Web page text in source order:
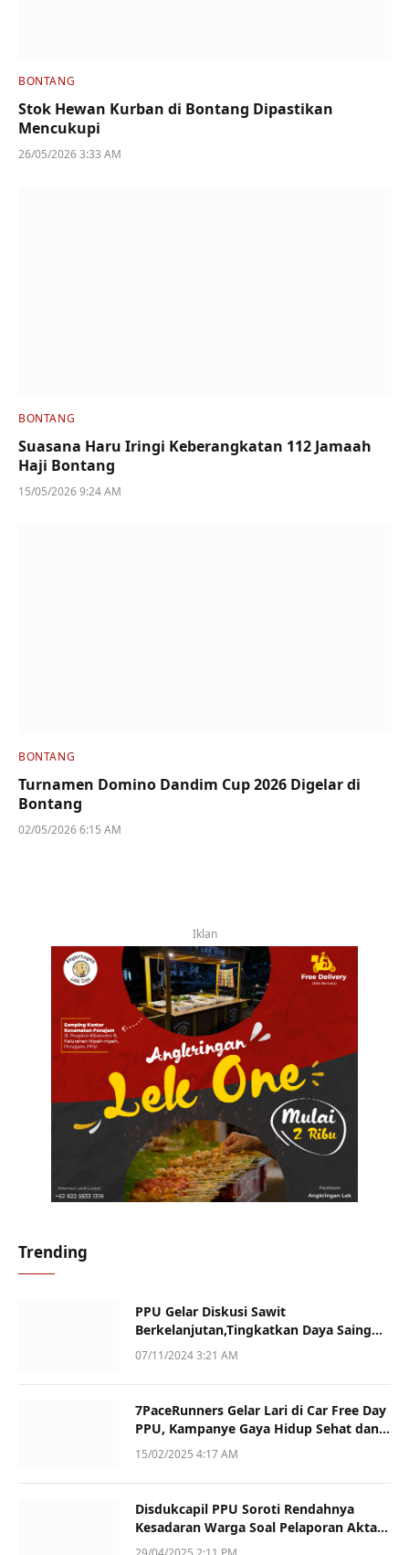
BONTANG
Stok Hewan Kurban di Bontang Dipastikan
Mencukupi
26/05/2026 3:33 AM
BONTANG
Suasana Haru Iringi Keberangkatan 112 Jamaah
Haji Bontang
15/05/2026 9:24 AM
BONTANG
Turnamen Domino Dandim Cup 2026 Digelar di
Bontang
02/05/2026 6:15 AM
Iklan
Trending
PPU Gelar Diskusi Sawit
Berkelanjutan,Tingkatkan Daya Saing
dan Kualitas
07/11/2024 3:21 AM
7PaceRunners Gelar Lari di Car Free Day
PPU, Kampanye Gaya Hidup Sehat dan
Dukung UMKM
15/02/2025 4:17 AM
Disdukcapil PPU Soroti Rendahnya
Kesadaran Warga Soal Pelaporan Akta
Kematian